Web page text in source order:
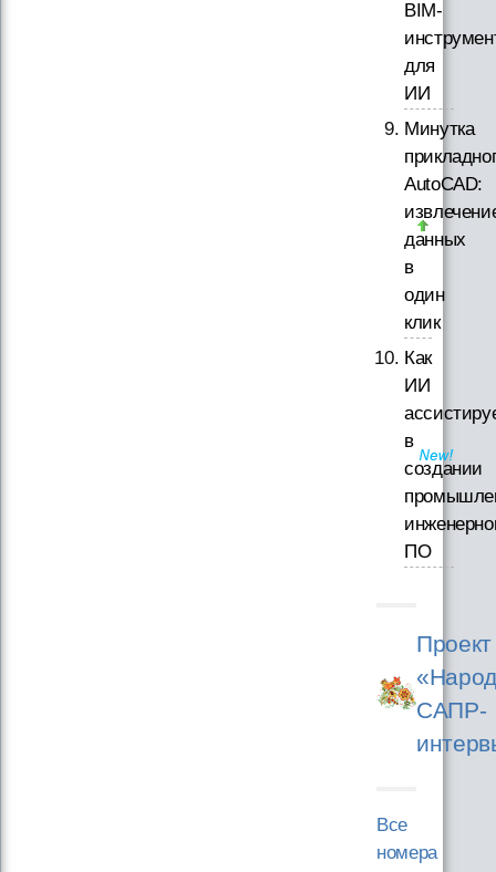
BIM-
для
ИИ
Минутка
AutoCAD:
данных
в
один
клик
Как
ИИ
в
создании
ПО
Проект
САПР-
Все
номера